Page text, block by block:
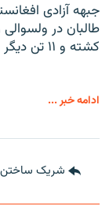
جبهه آزادی
طالبان در
کشته و ۱۱ تن دیگر زخمی شده‌اند.
ادامه خبر ...
شریک ساختن